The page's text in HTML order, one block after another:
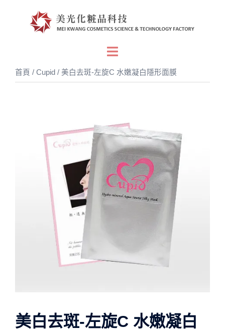
Toggle
首頁 / Cupid / 美白去斑-左旋C 水嫩凝白隱形面膜
美白去斑-左旋C 水嫩凝白